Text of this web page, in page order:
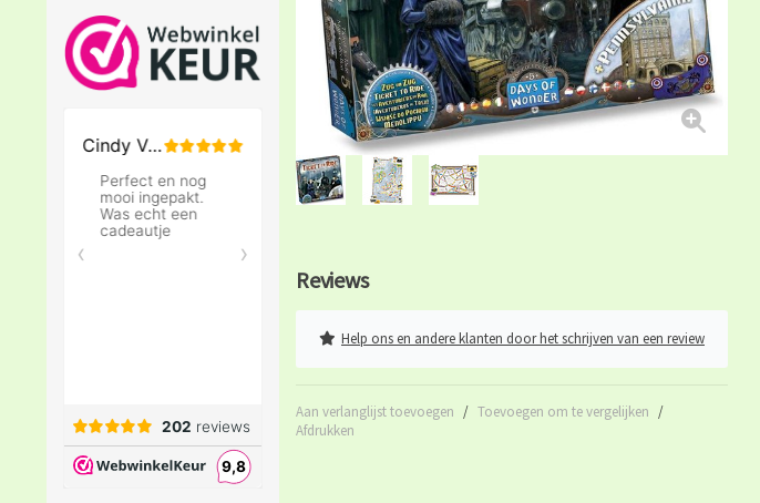
Reviews
Help ons en andere klanten door het schrijven van een review
Aan verlanglijst toevoegen / Toevoegen om te vergelijken /
Afdrukken